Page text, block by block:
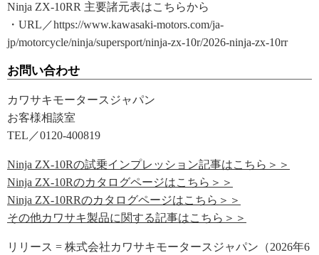
Ninja ZX-10RR 主要諸元表はこちらから
・URL／https://www.kawasaki-motors.com/ja-
jp/motorcycle/ninja/supersport/ninja-zx-10r/2026-ninja-zx-10rr
お問い合わせ
カワサキモータースジャパン
お客様相談室
TEL／0120-400819
Ninja ZX-10Rの試乗インプレッション記事はこちら＞＞
Ninja ZX-10Rのカタログページはこちら＞＞
Ninja ZX-10RRのカタログページはこちら＞＞
その他カワサキ製品に関する記事はこちら＞＞
リリース = 株式会社カワサキモータースジャパン（2026年6